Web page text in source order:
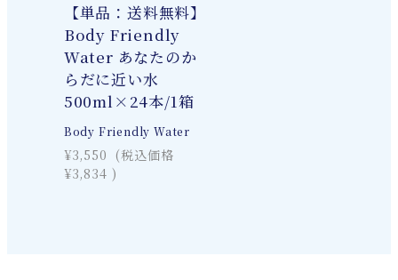
【単品：送料無料】
Body Friendly
Water あなたのか
らだに近い水
500ml×24本/1箱
Body Friendly Water
¥3,550 (税込価格
¥3,834 )